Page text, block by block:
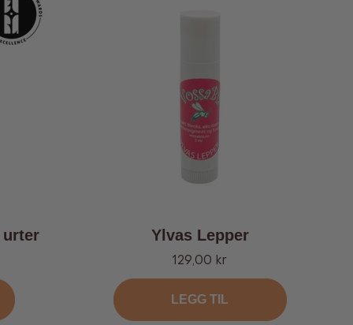
urter Ylvas Lepper
Tilbud
129,00 kr
LEGG TIL